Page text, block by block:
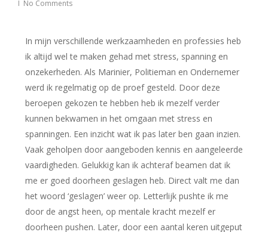
No Comments
In mijn verschillende werkzaamheden en professies heb
ik altijd wel te maken gehad met stress, spanning en
onzekerheden. Als Marinier, Politieman en Ondernemer
werd ik regelmatig op de proef gesteld. Door deze
beroepen gekozen te hebben heb ik mezelf verder
kunnen bekwamen in het omgaan met stress en
spanningen. Een inzicht wat ik pas later ben gaan inzien.
Vaak geholpen door aangeboden kennis en aangeleerde
vaardigheden. Gelukkig kan ik achteraf beamen dat ik
me er goed doorheen geslagen heb. Direct valt me dan
het woord ‘geslagen’ weer op. Letterlijk pushte ik me
door de angst heen, op mentale kracht mezelf er
doorheen pushen. Later, door een aantal keren uitgeput